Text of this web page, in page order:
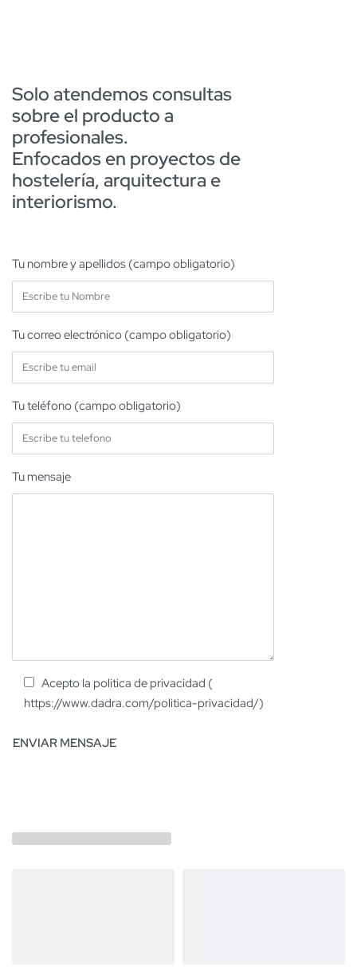
Solo atendemos consultas
sobre el producto a
profesionales.
Enfocados en proyectos de
hostelería, arquitectura e
interiorismo.
Tu nombre y apellidos (campo obligatorio)
Tu correo electrónico (campo obligatorio)
Tu teléfono (campo obligatorio)
Tu mensaje
Acepto la politica de privacidad (
https://www.dadra.com/politica-privacidad/)